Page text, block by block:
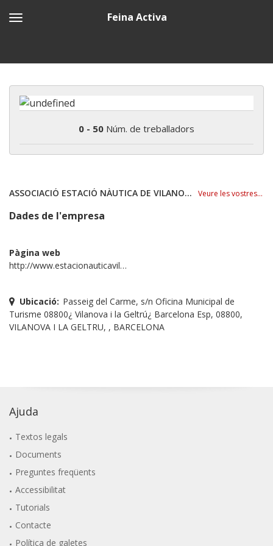
Feina Activa
0 - 50 Núm. de treballadors
ASSOCIACIÓ ESTACIÓ NÀUTICA DE VILANOVA I LA GELTRÚ Veure les vostres ofertes
Dades de l'empresa
Pàgina web
http://www.estacionauticavilanova.com
Ubicació: Passeig del Carme, s/n Oficina Municipal de
Turisme 08800¿ Vilanova i la Geltrú¿ Barcelona Esp, 08800,
VILANOVA I LA GELTRU, , BARCELONA
Ajuda
Textos legals
Documents
Preguntes freqüents
Accessibilitat
Tutorials
Contacte
Política de galetes